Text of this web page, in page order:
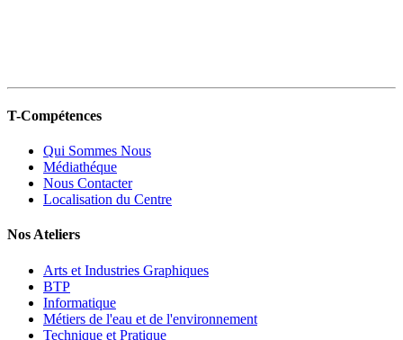
T-Compétences
Qui Sommes Nous
Médiathéque
Nous Contacter
Localisation du Centre
Nos Ateliers
Arts et Industries Graphiques
BTP
Informatique
Métiers de l'eau et de l'environnement
Technique et Pratique